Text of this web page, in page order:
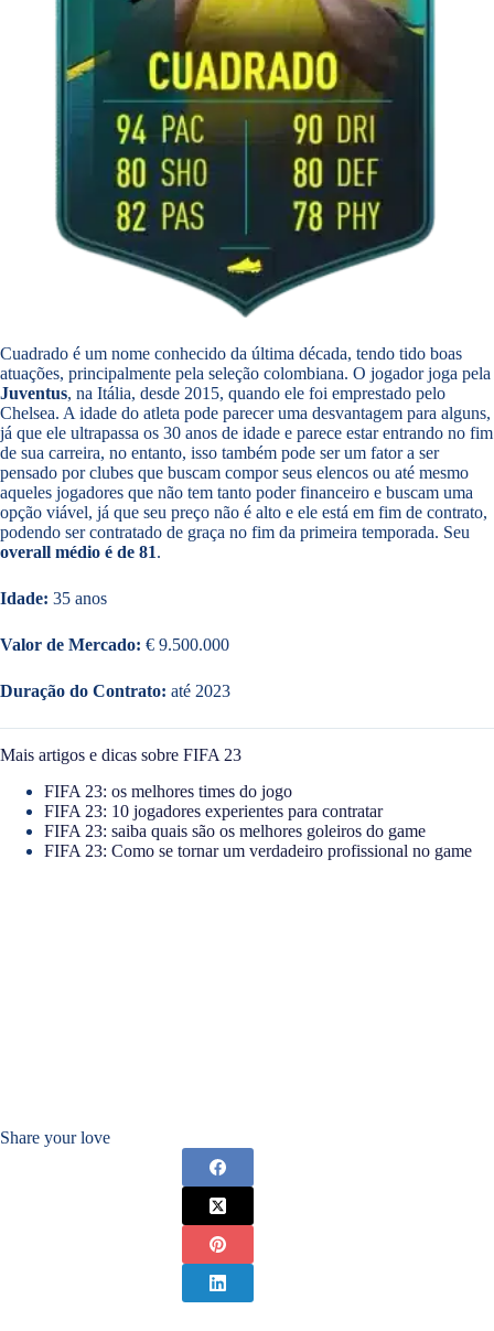
Cuadrado é um nome conhecido da última década, tendo tido boas
atuações, principalmente pela seleção colombiana. O jogador joga pela
Juventus, na Itália, desde 2015, quando ele foi emprestado pelo
Chelsea. A idade do atleta pode parecer uma desvantagem para alguns,
já que ele ultrapassa os 30 anos de idade e parece estar entrando no fim
de sua carreira, no entanto, isso também pode ser um fator a ser
pensado por clubes que buscam compor seus elencos ou até mesmo
aqueles jogadores que não tem tanto poder financeiro e buscam uma
opção viável, já que seu preço não é alto e ele está em fim de contrato,
podendo ser contratado de graça no fim da primeira temporada. Seu
overall médio é de 81.
Idade: 35 anos
Valor de Mercado: € 9.500.000
Duração do Contrato: até 2023
Mais artigos e dicas sobre FIFA 23
FIFA 23: os melhores times do jogo
FIFA 23: 10 jogadores experientes para contratar
FIFA 23: saiba quais são os melhores goleiros do game
FIFA 23: Como se tornar um verdadeiro profissional no game
Share your love